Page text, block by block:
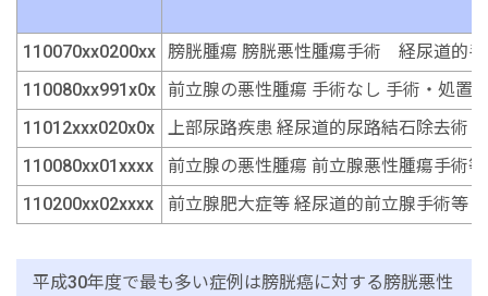
110070xx0200xx 膀胱腫瘍 膀胱悪性腫瘍手術 経尿道的
110080xx991x0x 前立腺の悪性腫瘍 手術なし 手術・処置
11012xxx020x0x
上部尿路疾患 経尿道的尿路結石除去術
110080xx01xxxx
前立腺の悪性腫瘍 前立腺悪性腫瘍手術等
110200xx02xxxx
前立腺肥大症等 経尿道的前立腺手術等
平成30年度で最も多い症例は膀胱癌に対する膀胱悪性